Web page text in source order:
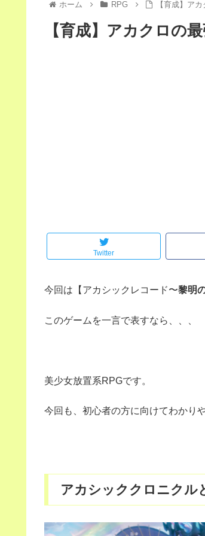
ホーム RPG 【育成】ア
【育成】アカクロの
Twitter
今回は【アカシックレコード〜黎明
このゲームを一言で表すなら、、、
美少女放置系RPGです。
今回も、初心者の方に向けてわかり
アカシッククロニクル